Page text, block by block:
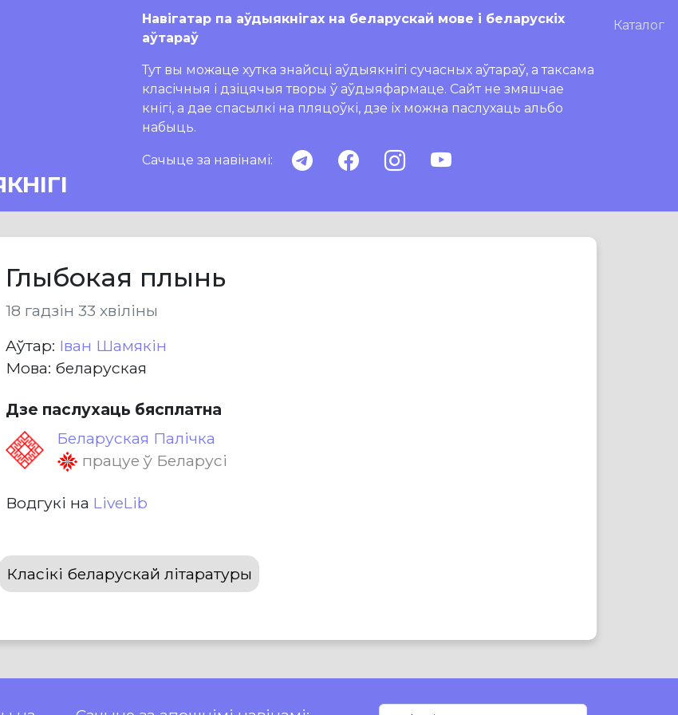
Навігатар па аўдыякнігах на беларускай мове і беларускіх
аўтараў
Тут вы можаце хутка знайсці аўдыякнігі сучасных аўтараў, а таксама
класічныя і дзіцячыя творы ў аўдыяфармаце. Сайт не змяшчае
кнігі, а дае спасылкі на пляцоўкі, дзе іх можна паслухаць альбо
набыць.
Сачыце за навінамі:
Каталог
Глыбокая плынь
18 гадзін 33 хвіліны
Aўтар: Іван Шамякін
Мова: беларуская
Дзе паслухаць бясплатна
Беларуская Палічка
працуе ў Беларусі
Водгукі на LiveLib
Класікі беларускай літаратуры